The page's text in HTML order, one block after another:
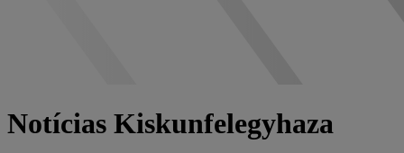
Notícias Kiskunfelegyhaza